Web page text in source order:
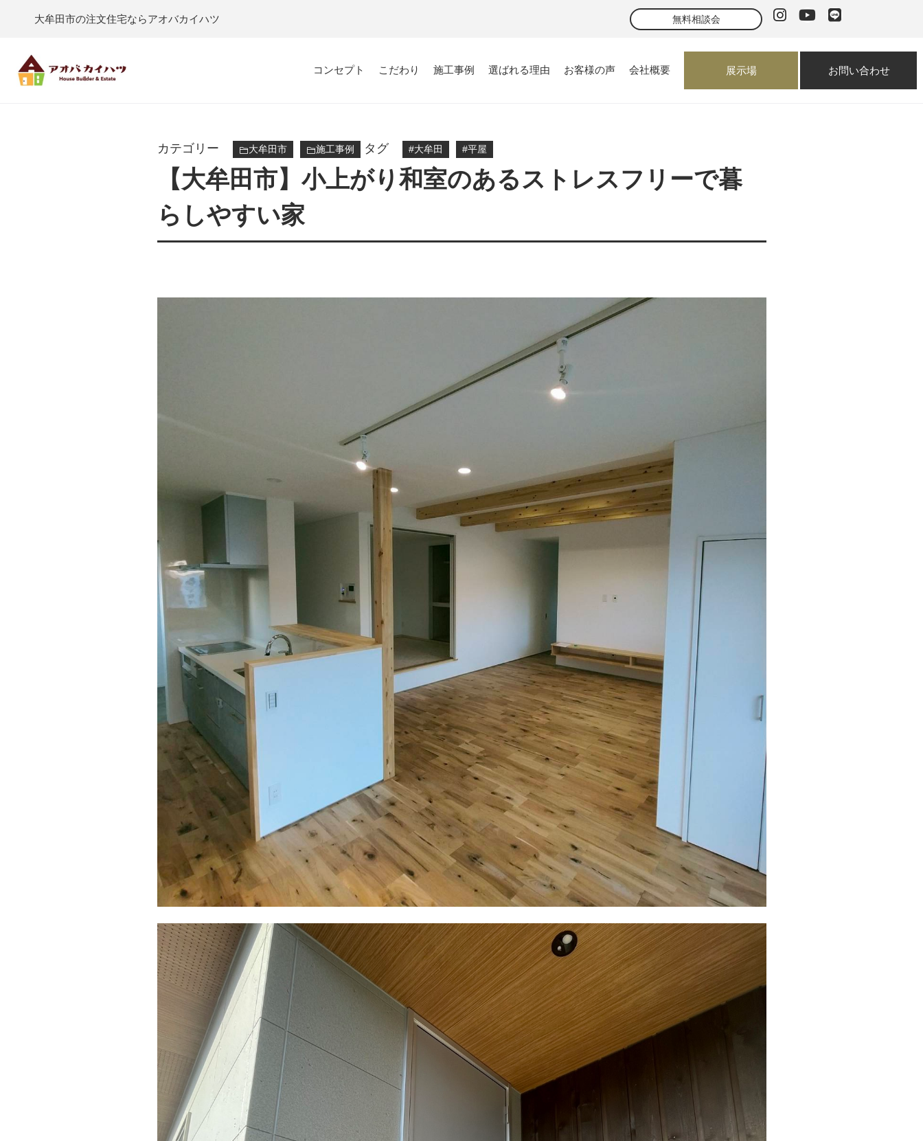
大牟田市の注文住宅ならアオバカイハツ 無料相談会
コンセプト こだわり 施工事例 選ばれる理由 お客様の声 会社概要 展示場 お問い合わせ
カテゴリー 大牟田市 施工事例 タグ 大牟田 平屋
【大牟田市】小上がり和室のあるストレスフリーで暮
らしやすい家